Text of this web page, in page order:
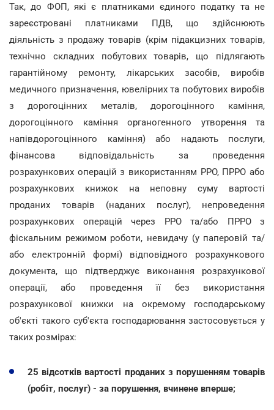
Так, до ФОП, які є платниками єдиного податку та не
зареєстровані платниками ПДВ, що здійснюють
діяльність з продажу товарів (крім підакцизних товарів,
технічно складних побутових товарів, що підлягають
гарантійному ремонту, лікарських засобів, виробів
медичного призначення, ювелірних та побутових виробів
з дорогоцінних металів, дорогоцінного каміння,
дорогоцінного каміння органогенного утворення та
напівдорогоцінного каміння) або надають послуги,
фінансова відповідальність за проведення
розрахункових операцій з використанням РРО, ПРРО або
розрахункових книжок на неповну суму вартості
проданих товарів (наданих послуг), непроведення
розрахункових операцій через РРО та/або ПРРО з
фіскальним режимом роботи, невидачу (у паперовій та/
або електронній формі) відповідного розрахункового
документа, що підтверджує виконання розрахункової
операції, або проведення її без використання
розрахункової книжки на окремому господарському
об'єкті такого суб'єкта господарювання застосовується у
таких розмірах:
25 відсотків вартості проданих з порушенням товарів
(робіт, послуг) - за порушення, вчинене вперше;